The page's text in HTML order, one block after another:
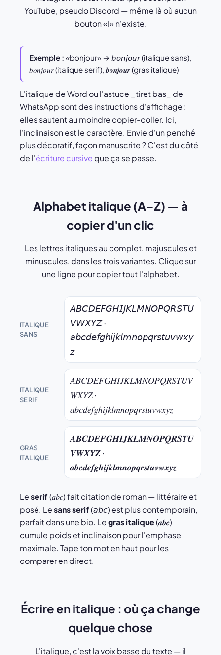
YouTube, pseudo Discord — même là où aucun
bouton «I» n'existe.
Exemple : «bonjour» → 𝘣𝘰𝘯𝘫𝘰𝘶𝘳 (italique sans),
𝑏𝑜𝑛𝑗𝑜𝑢𝑟 (italique serif), 𝒃𝒐𝒏𝒋𝒐𝒖𝒓 (gras italique)
L'italique de Word ou l'astuce _tiret bas_ de
WhatsApp sont des instructions d'affichage :
elles sautent au moindre copier-coller. Ici,
l'inclinaison est le caractère. Envie d'un penché
plus décoratif, façon manuscrite ? C'est du côté
de l'écriture cursive que ça se passe.
Alphabet italique (A–Z) — à
copier d'un clic
Les lettres italiques au complet, majuscules et
minuscules, dans les trois variantes. Clique sur
une ligne pour copier tout l'alphabet.
ITALIQUE
SANS
𝘈𝘉𝘊𝘋𝘌𝘍𝘎𝘏𝘐𝘑𝘒𝘓𝘔𝘕𝘖𝘗𝘘𝘙𝘚𝘛𝘜
𝘝𝘞𝘟𝘠𝘡 ·
𝘢𝘣𝘤𝘥𝘦𝘧𝘨𝘩𝘪𝘫𝘬𝘭𝘮𝘯𝘰𝘱𝘲𝘳𝘴𝘵𝘶𝘷𝘸𝘹𝘺
𝘻
ITALIQUE
SERIF
𝐴𝐵𝐶𝐷𝐸𝐹𝐺𝐻𝐼𝐽𝐾𝐿𝑀𝑁𝑂𝑃𝑄𝑅𝑆𝑇𝑈𝑉
𝑊𝑋𝑌𝑍 ·
𝑎𝑏𝑐𝑑𝑒𝑓𝑔ℎ𝑖𝑗𝑘𝑙𝑚𝑛𝑜𝑝𝑞𝑟𝑠𝑡𝑢𝑣𝑤𝑥𝑦𝑧
GRAS
ITALIQUE
𝑨𝑩𝑪𝑫𝑬𝑭𝑮𝑯𝑰𝑱𝑲𝑳𝑴𝑵𝑶𝑷𝑸𝑹𝑺𝑻𝑼
𝑽𝑾𝑿𝒀𝒁 ·
𝒂𝒃𝒄𝒅𝒆𝒇𝒈𝒉𝒊𝒋𝒌𝒍𝒎𝒏𝒐𝒑𝒒𝒓𝒔𝒕𝒖𝒗𝒘𝒙𝒚𝒛
Leserif(𝑎𝑏𝑐) fait citation de roman — littéraire et
posé. Lesans serif(𝘢𝘣𝘤) est plus contemporain,
parfait dans une bio. Legras italique(𝒂𝒃𝒄)
cumule poids et inclinaison pour l'emphase
maximale. Tape ton mot en haut pour les
comparer en direct.
Écrire en italique : où ça change
quelque chose
L'italique, c'est la voix basse du texte — il